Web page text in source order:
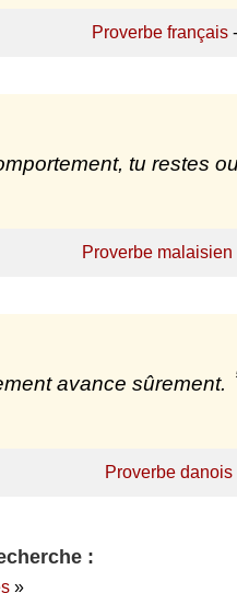
Proverbe français-
tu restes
Proverbe malaisien
avance sûrement.
Proverbe danois
:
»